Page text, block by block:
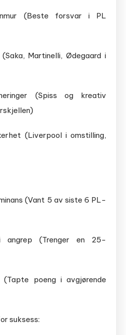
(Beste forsvar i PL
(Saka, Martinelli, Ødegaard i
(Spiss og kreativ
(Liverpool i omstilling,
(Vant 5 av siste 6 PL-
angrep (Trenger en 25-
(Tapte poeng i avgjørende
suksess: